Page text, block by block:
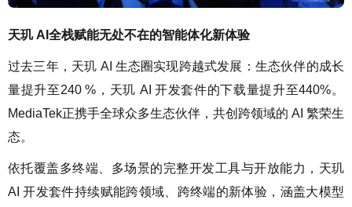
天玑 AI全栈赋能无处不在的智能体化新体验
过去三年，天玑 AI 生态圈实现跨越式发展：生态伙伴的成长
量提升至240 %，天玑 AI 开发套件的下载量提升至440%。
MediaTek正携手全球众多生态伙伴，共创跨领域的 AI 繁荣生
态。
依托覆盖多终端、多场景的完整开发工具与开放能力，天玑
AI 开发套件持续赋能跨领域、跨终端的新体验，涵盖大模型